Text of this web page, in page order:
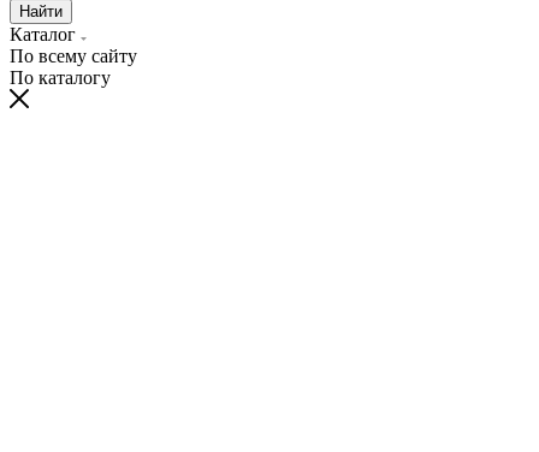
Найти
Каталог
По всему сайту
По каталогу